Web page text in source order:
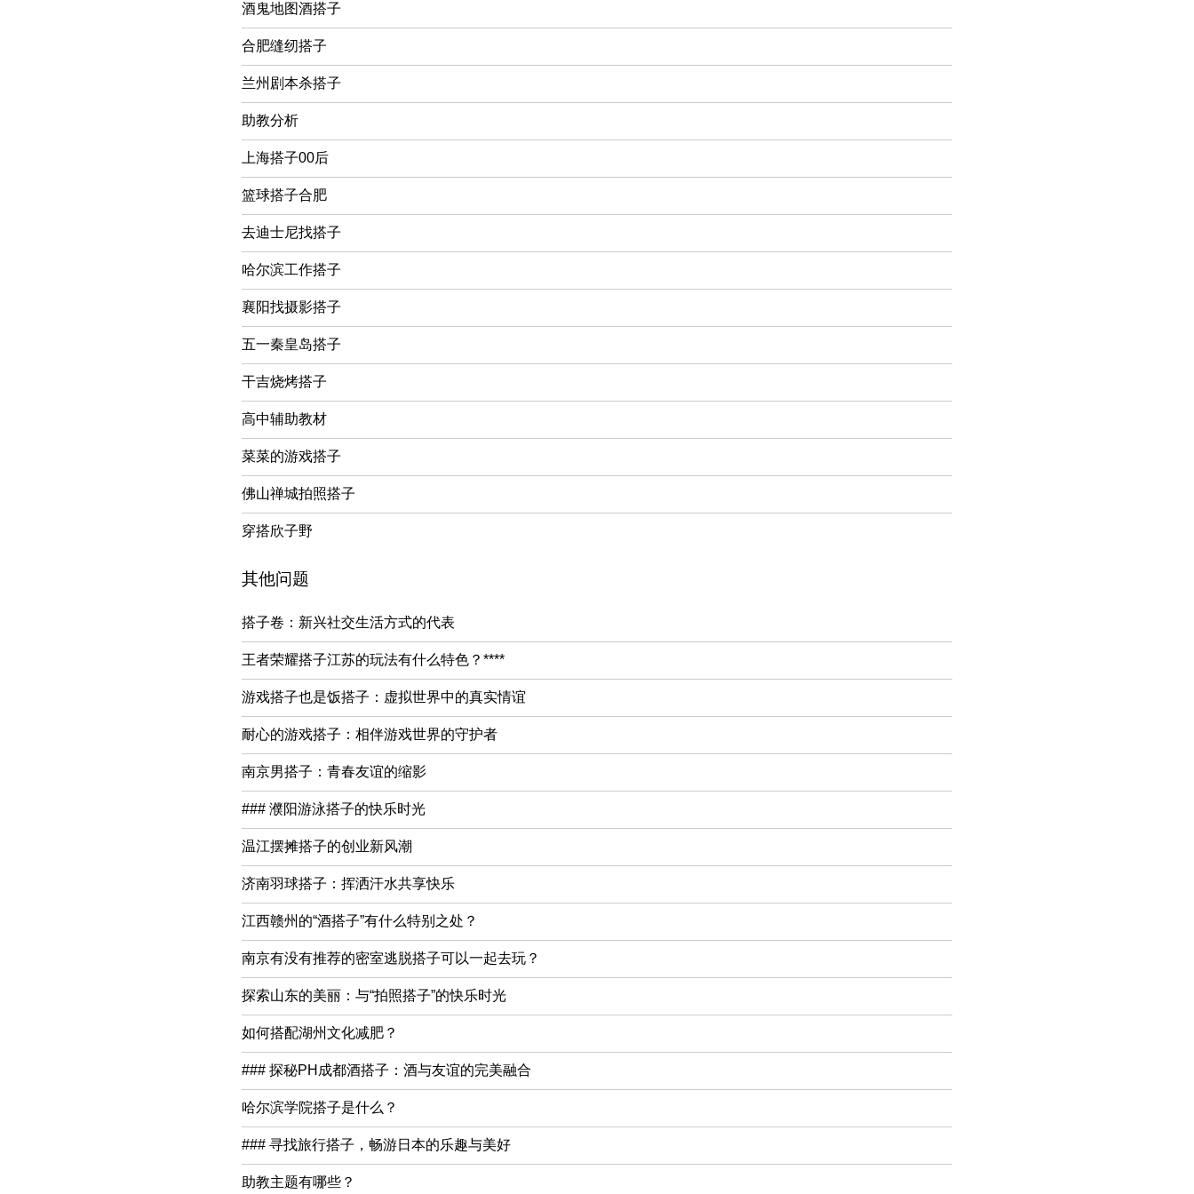
酒鬼地图酒搭子
合肥缝纫搭子
兰州剧本杀搭子
助教分析
上海搭子00后
篮球搭子合肥
去迪士尼找搭子
哈尔滨工作搭子
襄阳找摄影搭子
五一秦皇岛搭子
干吉烧烤搭子
高中辅助教材
菜菜的游戏搭子
佛山禅城拍照搭子
穿搭欣子野
其他问题
搭子卷：新兴社交生活方式的代表
王者荣耀搭子江苏的玩法有什么特色？****
游戏搭子也是饭搭子：虚拟世界中的真实情谊
耐心的游戏搭子：相伴游戏世界的守护者
南京男搭子：青春友谊的缩影
### 濮阳游泳搭子的快乐时光
温江摆摊搭子的创业新风潮
济南羽球搭子：挥洒汗水共享快乐
江西赣州的“酒搭子”有什么特别之处？
南京有没有推荐的密室逃脱搭子可以一起去玩？
探索山东的美丽：与“拍照搭子”的快乐时光
如何搭配湖州文化减肥？
### 探秘PH成都酒搭子：酒与友谊的完美融合
哈尔滨学院搭子是什么？
### 寻找旅行搭子，畅游日本的乐趣与美好
助教主题有哪些？